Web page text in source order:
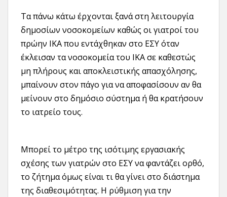
Τα πάνω κάτω έρχονται ξανά στη λειτουργία
δημοσίων νοσοκομείων καθώς οι γιατροί του
πρώην ΙΚΑ που εντάχθηκαν στο ΕΣΥ όταν
έκλεισαν τα νοσοκομεία του ΙΚΑ σε καθεστώς
μη πλήρους και αποκλειστικής απασχόλησης,
μπαίνουν στον πάγο για να αποφασίσουν αν θα
μείνουν στο δημόσιο σύστημα ή θα κρατήσουν
το ιατρείο τους.
Μπορεί το μέτρο της ισότιμης εργασιακής
σχέσης των γιατρών στο ΕΣΥ να φαντάζει ορθό,
το ζήτημα όμως είναι τι θα γίνει στο διάστημα
της διαθεσιμότητας. Η ρύθμιση για την